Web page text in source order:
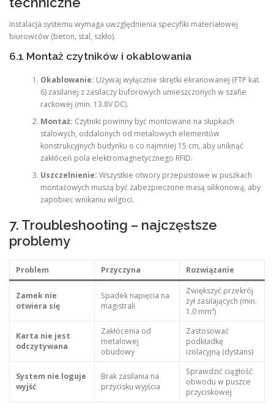
Instalacja systemu wymaga uwzględnienia specyfiki materiałowej
biurowców (beton, stal, szkło).
6.1 Montaż czytników i okablowania
Okablowanie: Używaj wyłącznie skrętki ekranowanej (FTP kat.
6) zasilanej z zasilaczy buforowych umieszczonych w szafie
rackowej (min. 13.8V DC).
Montaż: Czytniki powinny być montowane na słupkach
stalowych, oddalonych od metalowych elementów
konstrukcyjnych budynku o co najmniej 15 cm, aby uniknąć
zakłóceń pola elektromagnetycznego RFID.
Uszczelnienie: Wszystkie otwory przepustowe w puszkach
montażowych muszą być zabezpieczone masą silikonową, aby
zapobiec wnikaniu wilgoci.
7. Troubleshooting – najczęstsze
problemy
Problem Przyczyna Rozwiązanie
Zamek nie
otwiera się
Spadek napięcia na
magistrali
Zwiększyć przekrój
żył zasilających (min.
1.0 mm²)
Karta nie jest
odczytywana
Zakłócenia od
metalowej
obudowy
Zastosować
podkładkę
izolacyjną (dystans)
System nie loguje
wyjść
Brak zasilania na
przycisku wyjścia
Sprawdzić ciągłość
obwodu w puszce
przyciskowej